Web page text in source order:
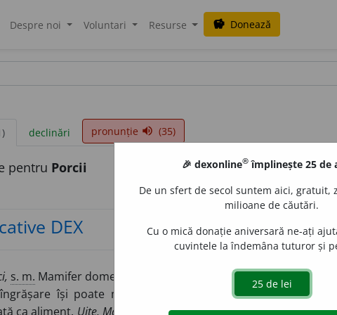
Despre noi Voluntari Resurse savings Donează
declinări pronunție volume_up (35)
pentru Porcii
DEX
s. m. Mamifer domestic, omnivor, de talie mică, cu botul
își poate mări mult cantitatea de grăsime și
ca aliment. Uite, Mărie, să-mi dai banii ce i-am strîns pentru
🎉 dexonline® împlinește 25 de
De un sfert de secol suntem aici, gratuit,
milioane de căutări.
Cu o mică donație aniversară ne-ați
cuvintele la îndemâna tuturor și